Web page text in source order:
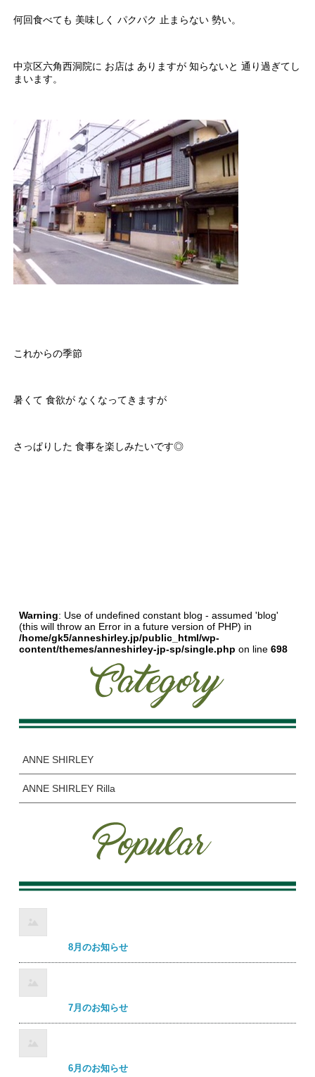
何回食べても 美味しく パクパク 止まらない 勢い。
中京区六角西洞院に お店は ありますが 知らないと 通り過ぎてし
まいます。
これからの季節
暑くて 食欲が なくなってきますが
さっぱりした 食事を楽しみたいです◎
Warning: Use of undefined constant blog - assumed 'blog'
(this will throw an Error in a future version of PHP) in
/home/gk5/anneshirley.jp/public_html/wp-
content/themes/anneshirley-jp-sp/single.php on line698
ANNE SHIRLEY
ANNE SHIRLEY Rilla
8月のお知らせ
7月のお知らせ
6月のお知らせ